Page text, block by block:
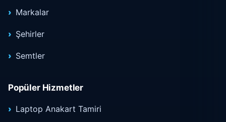
Markalar
Şehirler
Semtler
Popüler Hizmetler
Laptop Anakart Tamiri